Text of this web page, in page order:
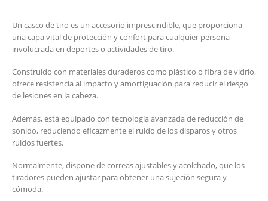
Un casco de tiro es un accesorio imprescindible, que proporciona
una capa vital de protección y confort para cualquier persona
involucrada en deportes o actividades de tiro.
Construido con materiales duraderos como plástico o fibra de vidrio,
ofrece resistencia al impacto y amortiguación para reducir el riesgo
de lesiones en la cabeza.
Además, está equipado con tecnología avanzada de reducción de
sonido, reduciendo eficazmente el ruido de los disparos y otros
ruidos fuertes.
Normalmente, dispone de correas ajustables y acolchado, que los
tiradores pueden ajustar para obtener una sujeción segura y
cómoda.